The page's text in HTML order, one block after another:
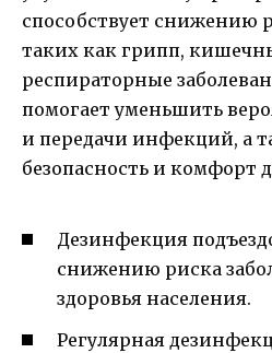
способствует снижению
таких как грипп,
респираторные
помогает уменьшить
и передачи инфекций, а
безопасность и комфорт
Дезинфекция
снижению риска
здоровья населения.
Регулярная